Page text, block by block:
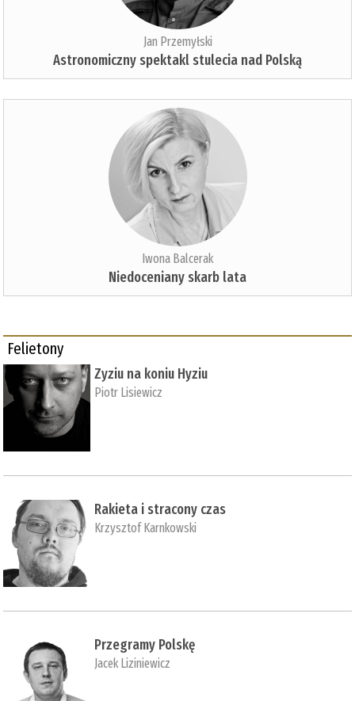
Jan Przemyłski
Astronomiczny spektakl stulecia nad Polską
Iwona Balcerak
Niedoceniany skarb lata
Felietony
Zyziu na koniu Hyziu
Piotr Lisiewicz
Rakieta i stracony czas
Krzysztof Karnkowski
Przegramy Polskę
Jacek Liziniewicz